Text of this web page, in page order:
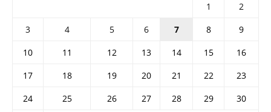
1
2
3
4 5 6 7 8
9
10
11 12 13 14 15
16
17
18 19 20 21 22
23
24
25 26 27 28 29 30